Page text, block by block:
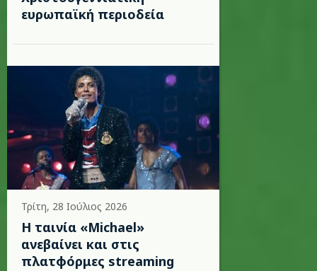
ευρωπαϊκή περιοδεία
Τρίτη, 28 Ιούλιος 2026
Η ταινία «Michael»
ανεβαίνει και στις
πλατφόρμες streaming